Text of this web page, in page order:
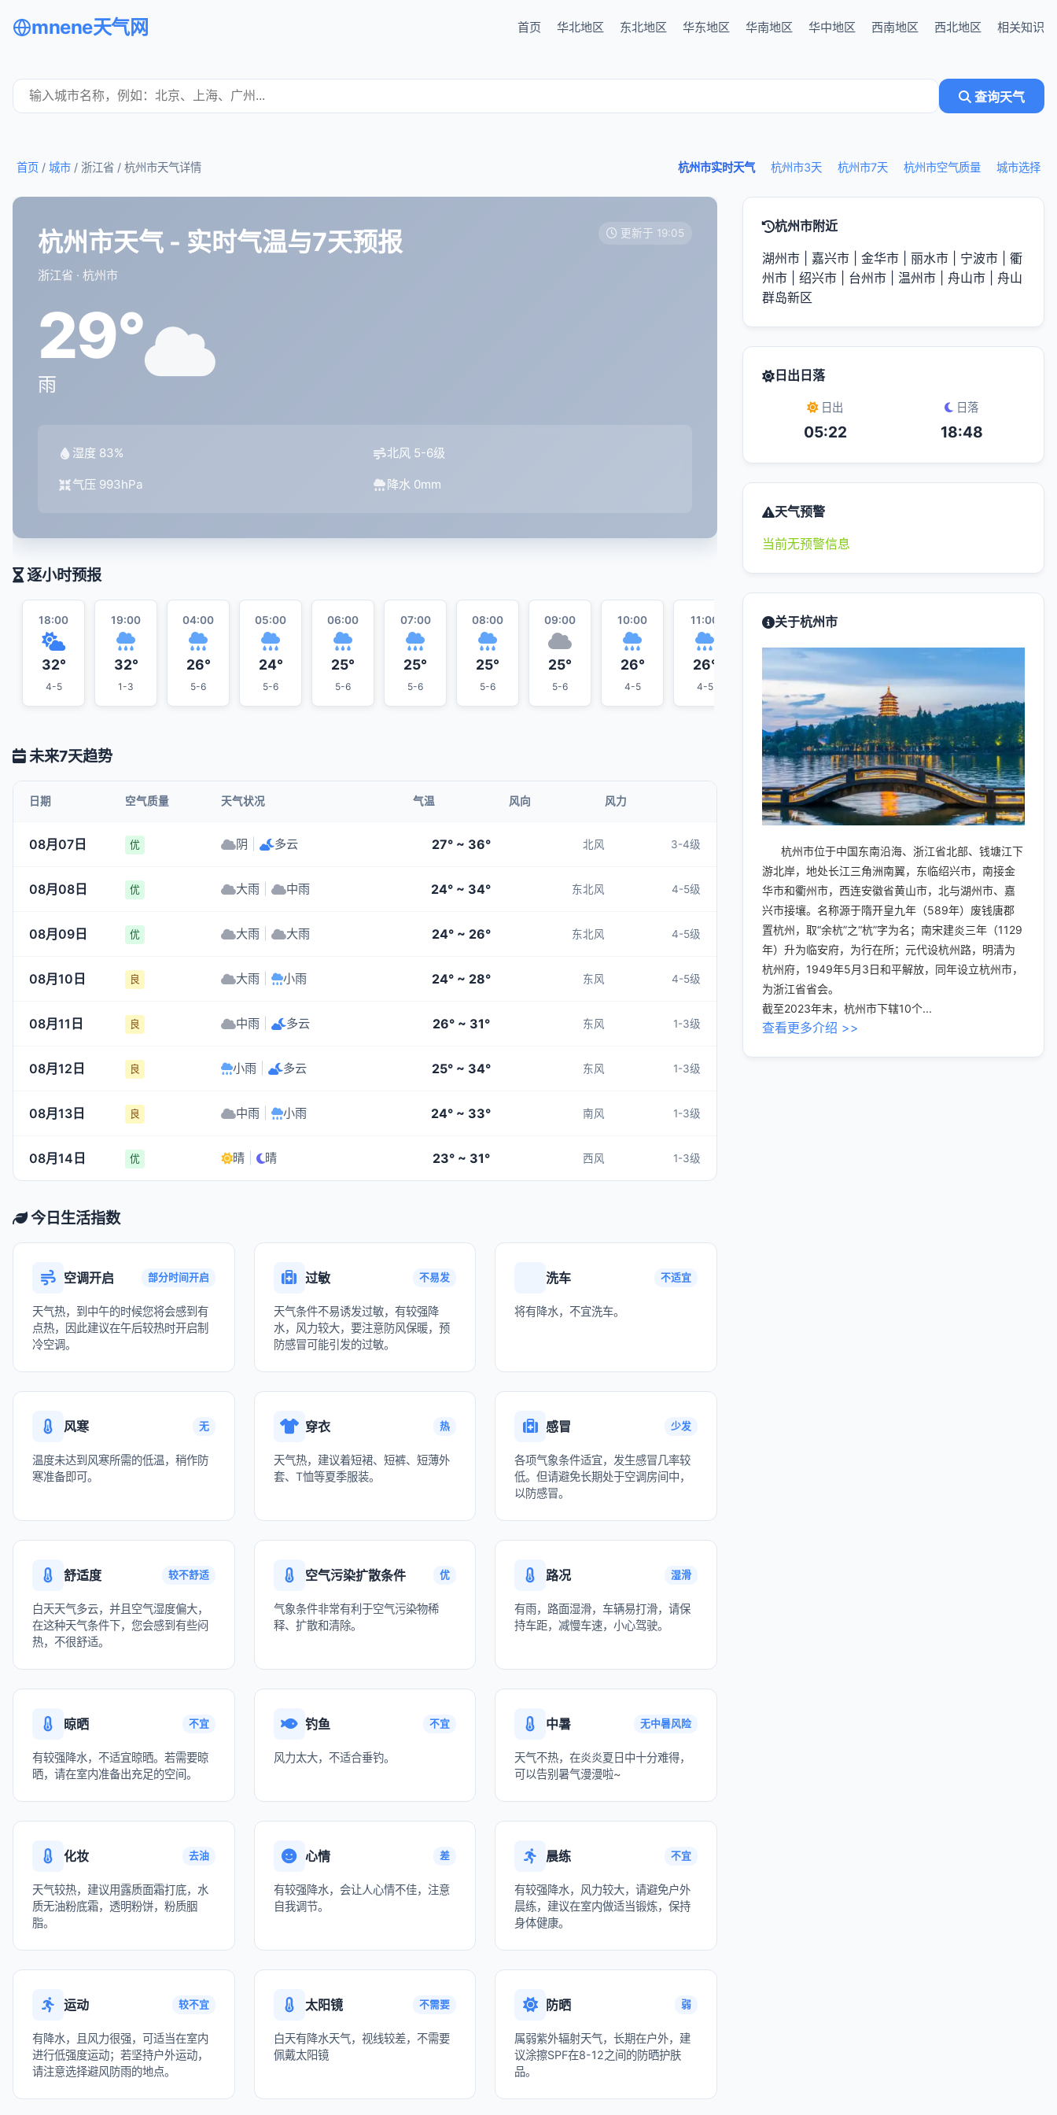
mnene天气网 首页 华北地区 东北地区 华东地区 华南地区 华中地区 西南地区 西北地区 相关知识
查询天气
杭州市实时天气 杭州市3天 杭州市7天 杭州市空气质量 城市选择
首页 / 城市 / 浙江省 / 杭州市天气详情
杭州市天气 - 实时气温与7天预报
浙江省 · 杭州市
更新于 19:05
29°
雨
湿度 83% 北风 5-6级
气压 993hPa 降水 0mm
逐小时预报
18:00
32°
4-5
19:00
32°
1-3
04:00
26°
5-6
05:00
24°
5-6
06:00
25°
5-6
07:00
25°
5-6
08:00
25°
5-6
09:00
25°
5-6
10:00
26°
4-5
11:00
26°
4-5
12:00
26°
13:00
4-5 3-4 4-5
未来7天趋势
日期 空气质量 天气状况 气温 风向 风力
08月07日 优 阴 多云 27° ~ 36° 北风 3-4级
08月08日 优 大雨 中雨 24° ~ 34° 东北风 4-5级
08月09日 优 大雨 大雨 24° ~ 26° 东北风 4-5级
08月10日 良 大雨 小雨 24° ~ 28° 东风 4-5级
08月11日 良 中雨 多云 26° ~ 31° 东风 1-3级
08月12日 良 小雨 多云 25° ~ 34° 东风 1-3级
08月13日 良 中雨 小雨 24° ~ 33° 南风 1-3级
08月14日 优 晴 晴 23° ~ 31° 西风 1-3级
今日生活指数
空调开启 部分时间开启
天气热，到中午的时候您将会感到有
点热，因此建议在午后较热时开启制
冷空调。
过敏 不易发
天气条件不易诱发过敏，有较强降
水，风力较大，要注意防风保暖，预
防感冒可能引发的过敏。
洗车 不适宜
将有降水，不宜洗车。
风寒 无
温度未达到风寒所需的低温，稍作防
寒准备即可。
穿衣 热
天气热，建议着短裙、短裤、短薄外
套、T恤等夏季服装。
感冒 少发
各项气象条件适宜，发生感冒几率较
低。但请避免长期处于空调房间中，
以防感冒。
舒适度 较不舒适
白天天气多云，并且空气湿度偏大，
在这种天气条件下，您会感到有些闷
热，不很舒适。
空气污染扩散条件 优
气象条件非常有利于空气污染物稀
释、扩散和清除。
路况 湿滑
有雨，路面湿滑，车辆易打滑，请保
持车距，减慢车速，小心驾驶。
晾晒 不宜
有较强降水，不适宜晾晒。若需要晾
晒，请在室内准备出充足的空间。
钓鱼 不宜
风力太大，不适合垂钓。
中暑 无中暑风险
天气不热，在炎炎夏日中十分难得，
可以告别暑气漫漫啦~
化妆 去油
天气较热，建议用露质面霜打底，水
质无油粉底霜，透明粉饼，粉质胭
脂。
心情 差
有较强降水，会让人心情不佳，注意
自我调节。
晨练 不宜
有较强降水，风力较大，请避免户外
晨练，建议在室内做适当锻炼，保持
身体健康。
运动 较不宜
有降水，且风力很强，可适当在室内
进行低强度运动；若坚持户外运动，
请注意选择避风防雨的地点。
太阳镜 不需要
白天有降水天气，视线较差，不需要
佩戴太阳镜
防晒 弱
属弱紫外辐射天气，长期在户外，建
议涂擦SPF在8-12之间的防晒护肤
品。
杭州市附近
湖州市 嘉兴市 金华市 丽水市 宁波市
衢
州市
绍兴市 台州市 温州市 舟山市
舟山
群岛新区
日出日落
日出
05:22
日落
18:48
天气预警
当前无预警信息
关于杭州市
杭州市位于中国东南沿海、浙江省北部、钱塘江下
游北岸，地处长江三角洲南翼，东临绍兴市，南接金
华市和衢州市，西连安徽省黄山市，北与湖州市、嘉
兴市接壤。名称源于隋开皇九年（589年）废钱唐郡
置杭州，取“余杭”之“杭”字为名；南宋建炎三年（1129
年）升为临安府，为行在所；元代设杭州路，明清为
杭州府，1949年5月3日和平解放，同年设立杭州市，
为浙江省省会。
截至2023年末，杭州市下辖10个...
查看更多介绍 >>